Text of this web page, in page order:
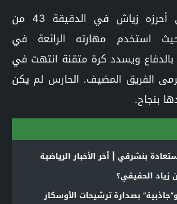
كان الهدف الذي أحرزه زياش في الدقيقة 43 من
استخدم مهارته الرائعة في
بالدفاع ويسدد كرة متقنة انتهت في
الفريق المضيف. الحارس لم يكن
بنجاح.
بنشرقي | أخر الأخبار الرياضية
الحقيقي؟
بصدارة ترشيحات الأوسكار